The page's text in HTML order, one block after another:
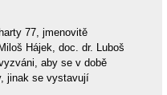
77, jmenovitě
Hájek, doc. dr. Luboš
aby se v době
jinak se vystavují